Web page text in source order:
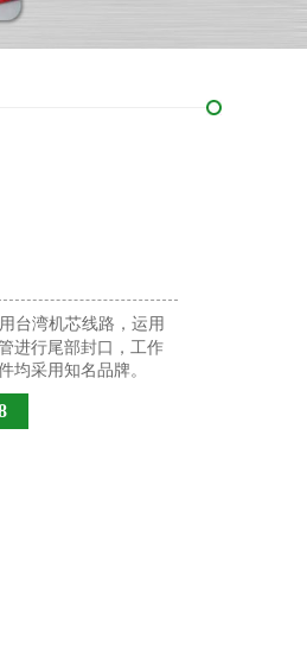
台湾机芯线路，运用
进行尾部封口，工作
均采用知名品牌。